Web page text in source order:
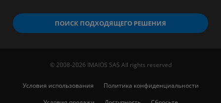
ПОИСК ПОДХОДЯЩЕГО РЕШЕНИЯ
© 2008-2026 IMAIOS SAS All rights reserved
Условия использования
Политика конфиденциальности